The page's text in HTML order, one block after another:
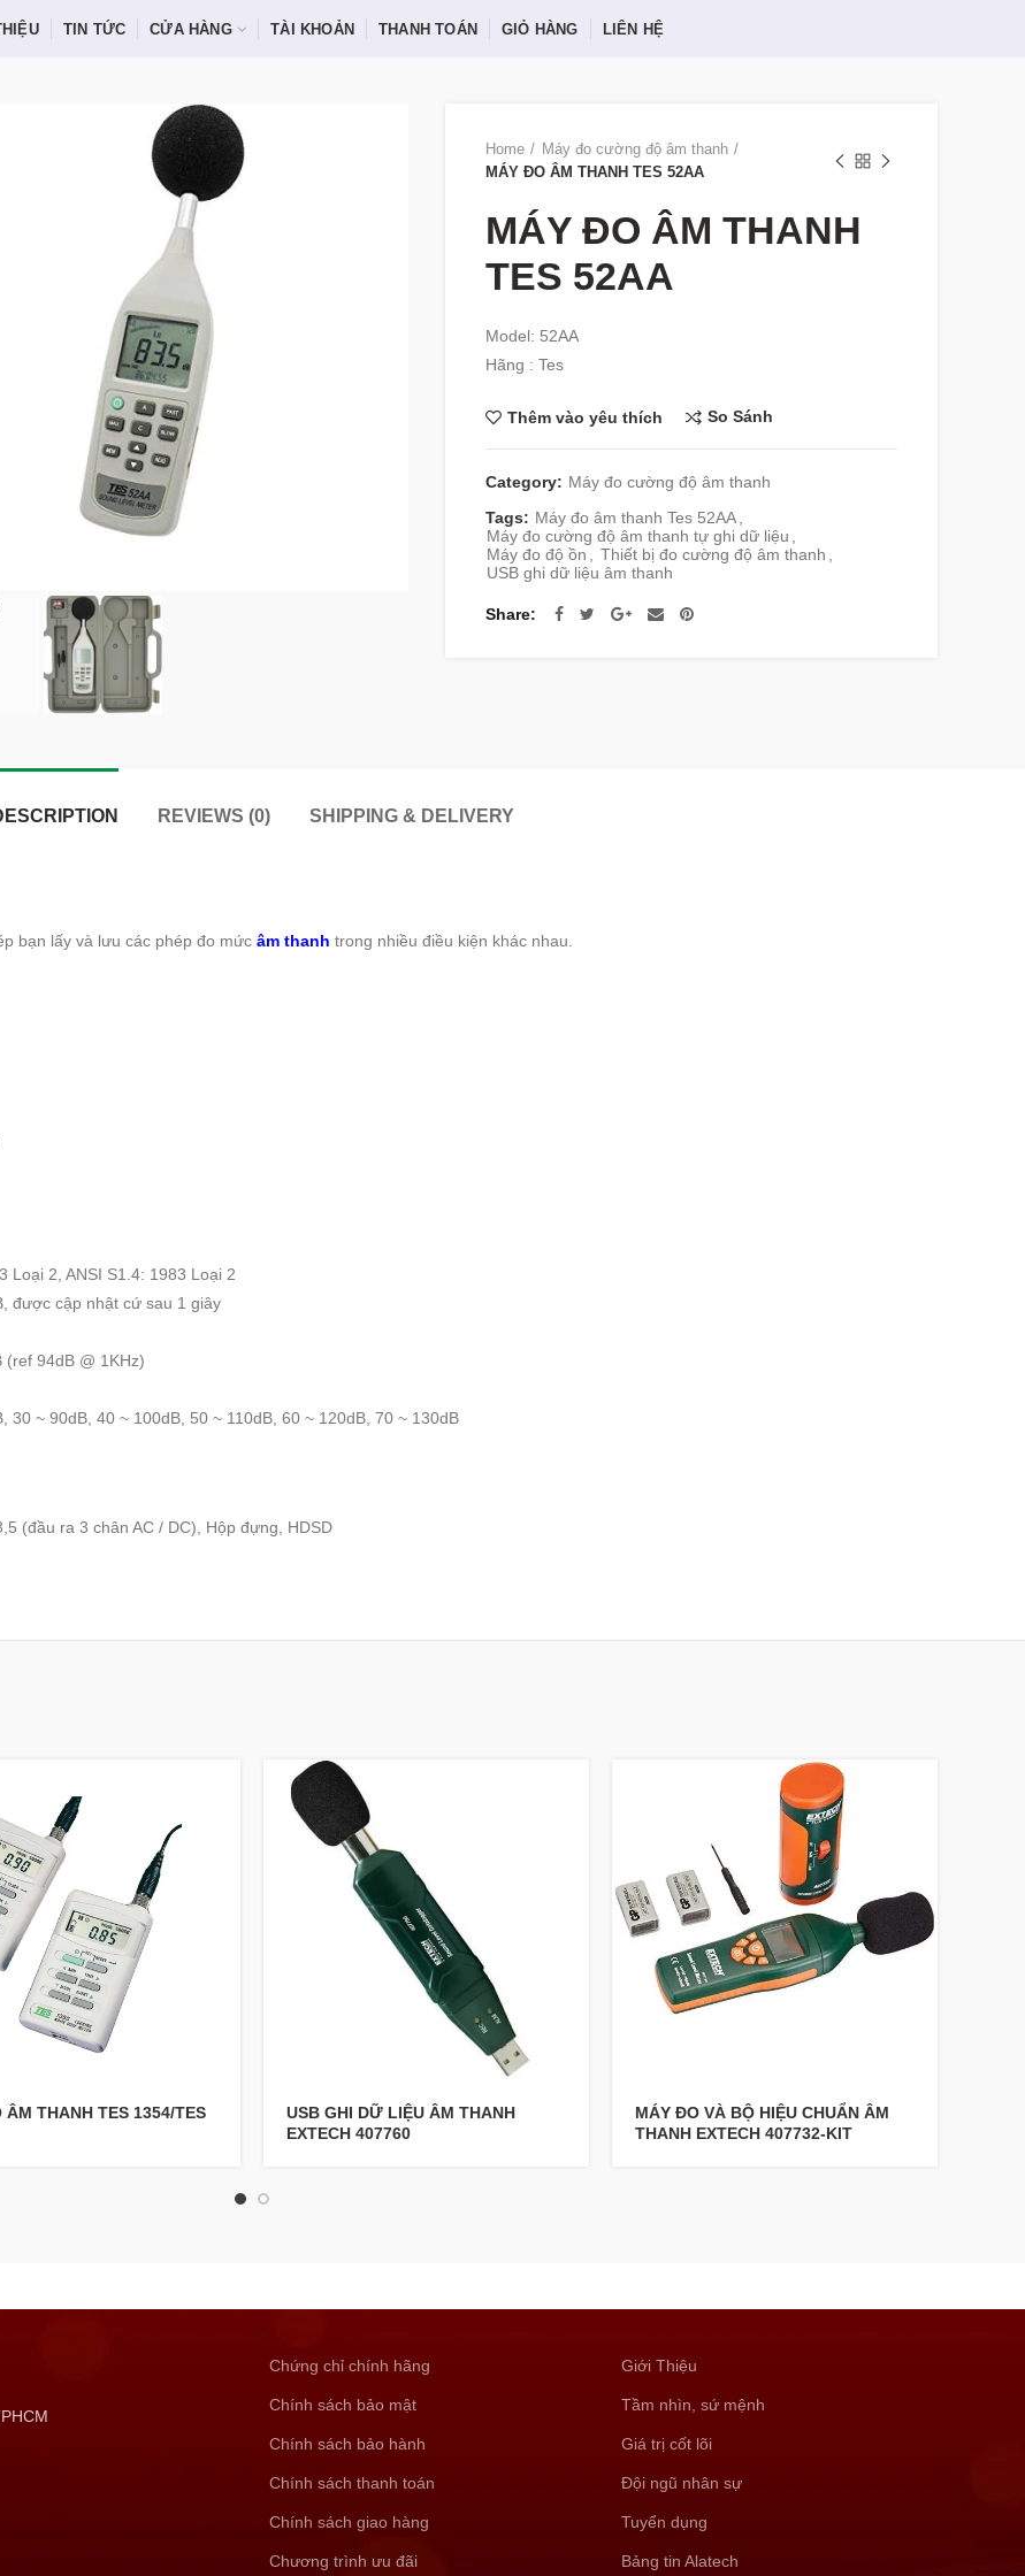
TIN TỨC CỬA HÀNG TÀI KHOẢN THANH TOÁN GIỎ HÀNG LIÊN HỆ
Home
Máy đo cường độ âm thanh
MÁY ĐO ÂM THANH TES 52AA
MÁY ĐO ÂM THANH
TES 52AA
Model: 52AA
Hãng : Tes
Thêm vào yêu thích So Sánh
Category: Máy đo cường độ âm thanh
Tags: Máy đo âm thanh Tes 52AA ,
Máy đo cường độ âm thanh tự ghi dữ liệu ,
Máy đo độ ồn , Thiết bị đo cường độ âm thanh ,
USB ghi dữ liệu âm thanh
Share
REVIEWS (0) SHIPPING & DELIVERY
bạn lấy và lưu các phép đo mức âm thanh trong nhiều điều kiện khác nhau.
Loại 2, ANSI S1.4: 1983 Loại 2
được cập nhật cứ sau 1 giây
94dB @ 1KHz)
30 ~ 90dB, 40 ~ 100dB, 50 ~ 110dB, 60 ~ 120dB, 70 ~ 130dB
(đầu ra 3 chân AC / DC), Hộp đựng, HDSD
ÂM THANH TES 1354/TES
USB GHI DỮ LIỆU ÂM THANH
EXTECH 407760
MÁY ĐO VÀ BỘ HIỆU CHUẨN ÂM
THANH EXTECH 407732-KIT
Chứng chỉ chính hãng
Chính sách bảo mật
Chính sách bảo hành
Chính sách thanh toán
Chính sách giao hàng
Chương trình ưu đãi
Giới Thiệu
Tầm nhìn, sứ mệnh
Giá trị cốt lõi
Đội ngũ nhân sự
Tuyển dụng
Bảng tin Alatech